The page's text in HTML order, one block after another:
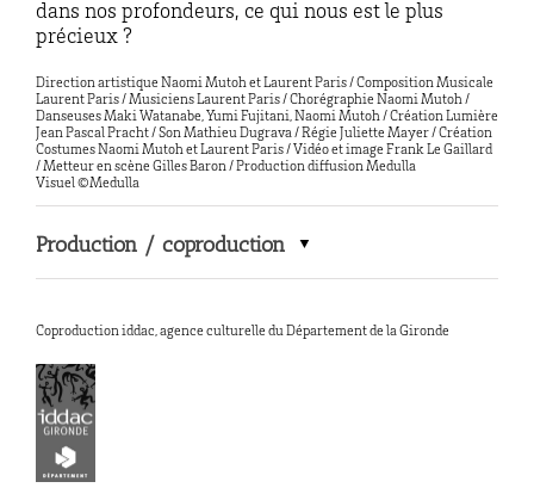
dans nos profondeurs, ce qui nous est le plus
précieux ?
Direction artistique Naomi Mutoh et Laurent Paris / Composition Musicale
Laurent Paris / Musiciens Laurent Paris / Chorégraphie Naomi Mutoh /
Danseuses Maki Watanabe, Yumi Fujitani, Naomi Mutoh / Création Lumière
Jean Pascal Pracht / Son Mathieu Dugrava / Régie Juliette Mayer / Création
Costumes Naomi Mutoh et Laurent Paris / Vidéo et image Frank Le Gaillard
/ Metteur en scène Gilles Baron / Production diffusion Medulla
Visuel ©Medulla
Production / coproduction
Coproduction iddac, agence culturelle du Département de la Gironde